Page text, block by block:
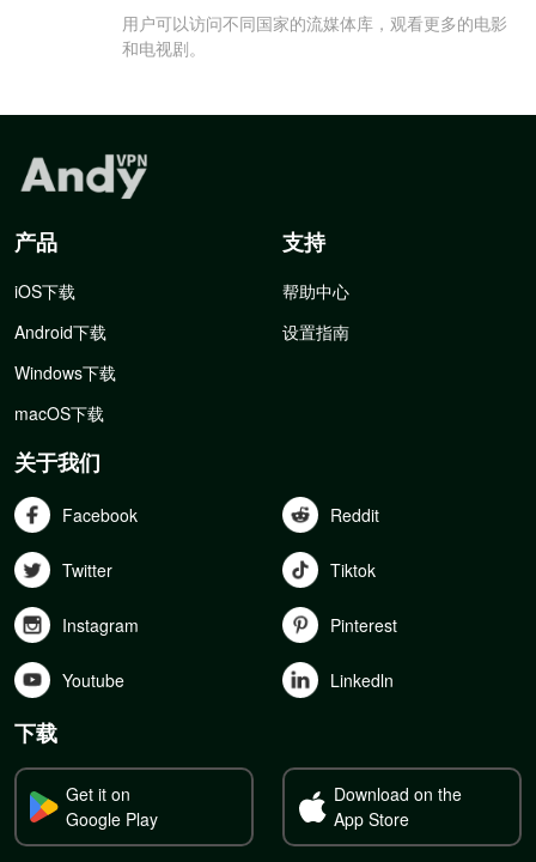
用户可以访问不同国家的流媒体库，观看更多的电影
和电视剧。
产品
iOS下载
Android下载
Windows下载
macOS下载
支持
帮助中心
设置指南
关于我们
Facebook Reddit
Twitter Tiktok
Instagram Pinterest
Youtube Linkedln
下载
Get it on
Google Play
Download on the
App Store